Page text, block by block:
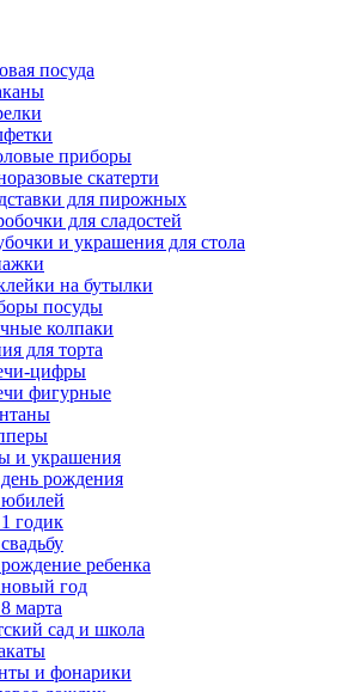
посуда
приборы
скатерти
для пирожных
для сладостей
и украшения для стола
на бутылки
посуды
колпаки
для торта
цифры
фигурные
и украшения
рождения
годик
ребенка
год
марта
сад и школа
и фонарики